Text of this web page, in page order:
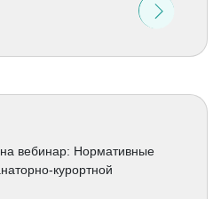
вебинар: Нормативные
курортной